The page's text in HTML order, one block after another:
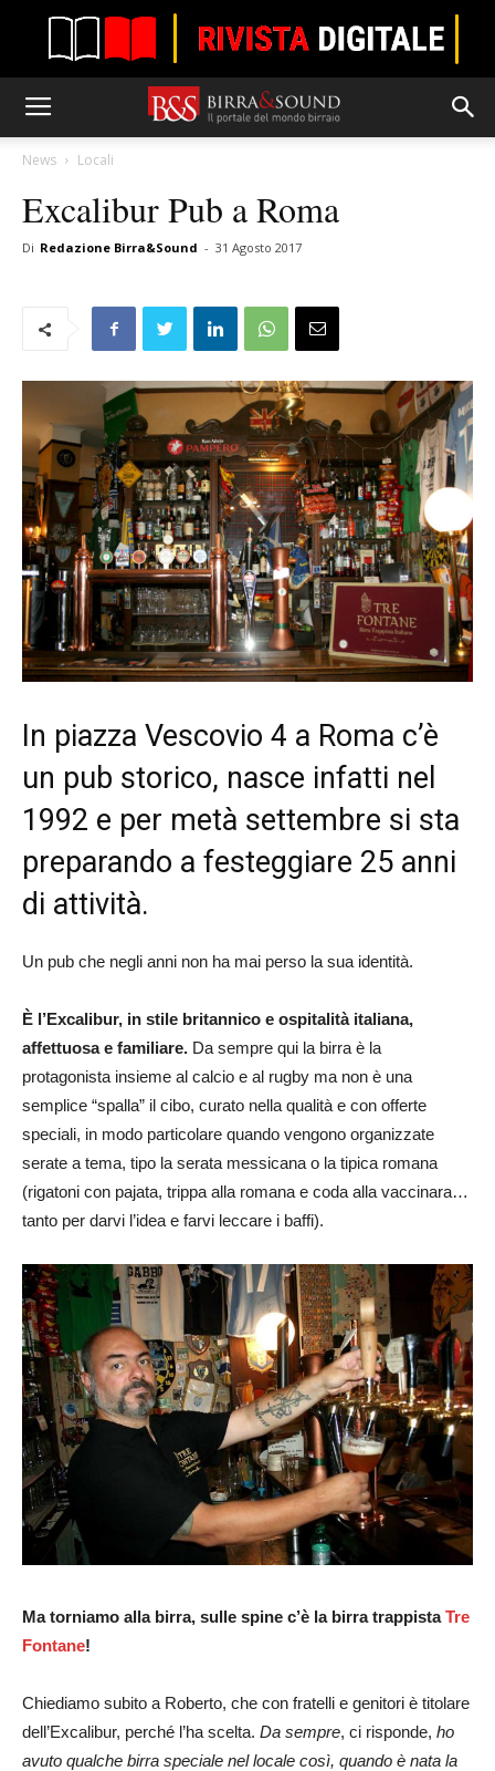
News Locali
Excalibur Pub a Roma
Di Redazione Birra&Sound - 31 Agosto 2017
In piazza Vescovio 4 a Roma c’è
un pub storico, nasce infatti nel
1992 e per metà settembre si sta
preparando a festeggiare 25 anni
di attività.
Un pub che negli anni non ha mai perso la sua identità.
È l’Excalibur, in stile britannico e ospitalità italiana,
affettuosa e familiare. Da sempre qui la birra è la
protagonista insieme al calcio e al rugby ma non è una
semplice “spalla” il cibo, curato nella qualità e con offerte
speciali, in modo particolare quando vengono organizzate
serate a tema, tipo la serata messicana o la tipica romana
(rigatoni con pajata, trippa alla romana e coda alla vaccinara…
tanto per darvi l’idea e farvi leccare i baffi).
Ma torniamo alla birra, sulle spine c’è la birra trappistaTre
Fontane!
Chiediamo subito a Roberto, che con fratelli e genitori è titolare
dell’Excalibur, perché l’ha scelta. Da sempre, ci risponde, ho
avuto qualche birra speciale nel locale così, quando è nata la